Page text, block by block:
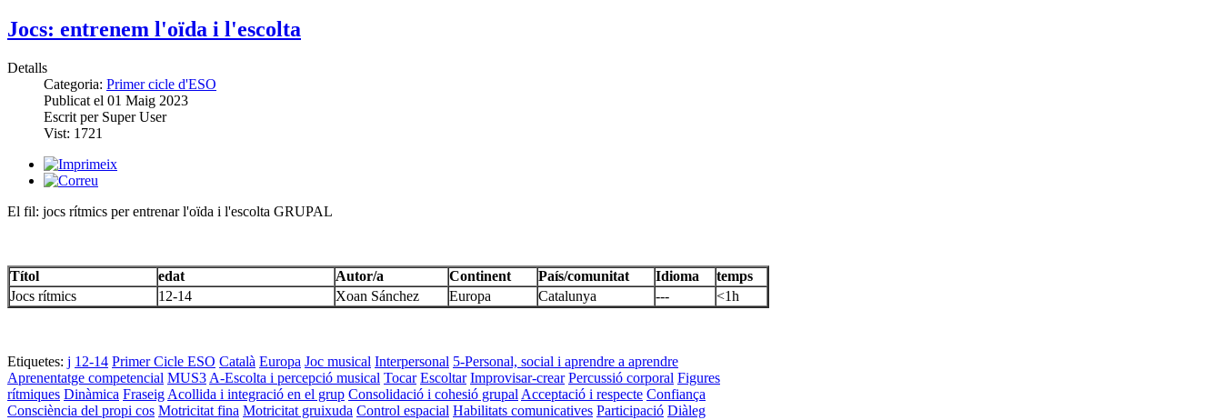
Jocs: entrenem l'oïda i l'escolta
Detalls
Categoria: Primer cicle d'ESO
Publicat el 01 Maig 2023
Escrit per Super User
Vist: 1721
El fil: jocs rítmics per entrenar l'oïda i l'escolta GRUPAL
Títol edat Autor/a Continent País/comunitat Idioma
temps
Jocs rítmics
12-14 Xoan Sánchez Europa Catalunya --- <1h
Etiquetes: j 12-14 Primer Cicle ESO Català Europa Joc musical Interpersonal 5-Personal, social i aprendre a aprendre
Aprenentatge competencial MUS3 A-Escolta i percepció musical Tocar Escoltar Improvisar-crear Percussió corporal Figures
rítmiques Dinàmica Fraseig Acollida i integració en el grup Consolidació i cohesió grupal Acceptació i respecte Confiança
Consciència del propi cos Motricitat fina Motricitat gruixuda Control espacial Habilitats comunicatives Participació Diàleg